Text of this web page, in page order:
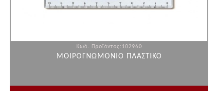
Κωδ. Προϊόντος:102960
ΜΟΙΡΟΓΝΩΜΟΝΙΟ ΠΛΑΣΤΙΚΟ